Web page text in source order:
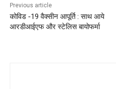
Previous article
कोविड -19 वैक्सीन आपूर्ति : साथ आये
आरडीआईएफ और स्टेलिस बायोफर्मा